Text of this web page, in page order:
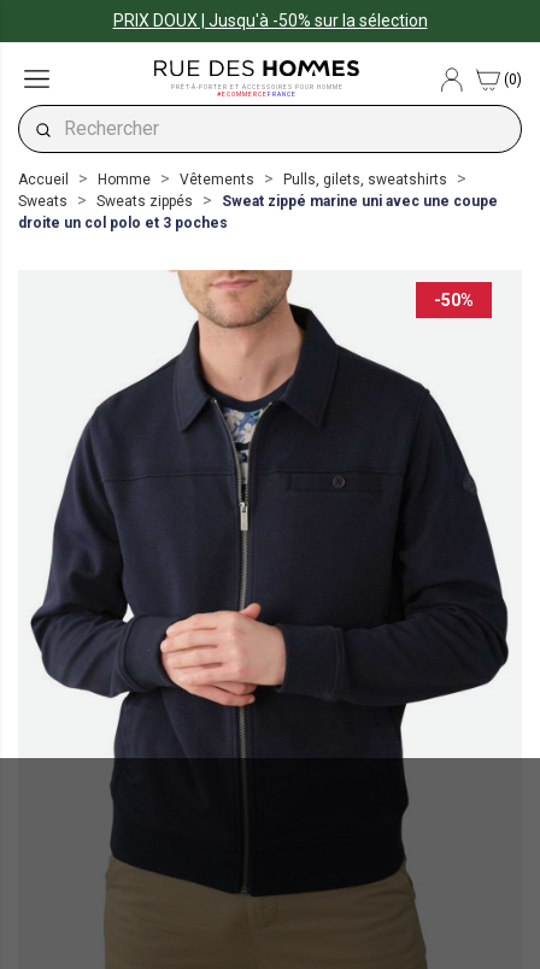
PRIX DOUX | Jusqu'à -50% sur la sélection
PRÊT-À-PORTER ET ACCESSOIRES POUR HOMME
#ECOMMERCEFRANCE
(0)
Accueil Homme Vêtements
Pulls, gilets, sweatshirts
Sweats
Sweats zippés
Sweat zippé marine uni avec une coupe
droite un col polo et 3 poches
-50%